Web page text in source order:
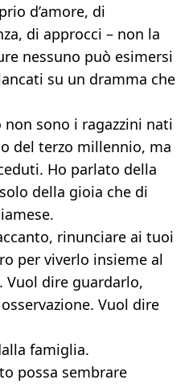
d’amore, di
di approcci – non la
nessuno può esimersi
su un dramma che
sono i ragazzini nati
del terzo millennio, ma
Ho parlato della
della gioia che di
rinunciare ai tuoi
per viverlo insieme al
dire guardarlo,
Vuol dire
famiglia.
possa sembrare